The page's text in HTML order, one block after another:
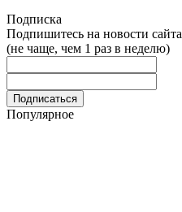
Подписка
Подпишитесь на новости сайта
(не чаще, чем 1 раз в неделю)
Популярное